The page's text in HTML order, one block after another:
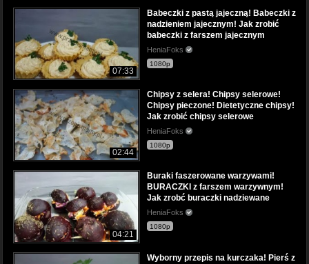
07:33
Babeczki z pastą jajeczną! Babeczki z
nadzieniem jajecznym! Jak zrobić
babeczki z farszem jajecznym
HeniaFoks
1080p
02:44
Chipsy z selera! Chipsy selerowe!
Chipsy pieczone! Dietetyczne chipsy!
Jak zrobić chipsy selerowe
HeniaFoks
1080p
04:21
Buraki faszerowane warzywami!
BURACZKI z farszem warzywnym!
Jak zrobć buraczki nadziewane
HeniaFoks
1080p
Wyborny przepis na kurczaka! Pierś z